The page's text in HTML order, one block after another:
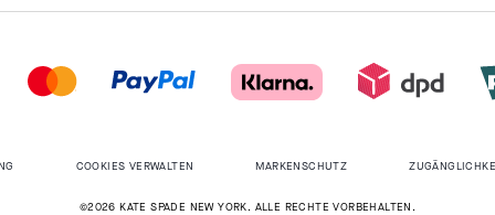
COOKIES VERWALTEN MARKENSCHUTZ
©2026 KATE SPADE NEW YORK. ALLE RECHTE VORBEHALTEN.